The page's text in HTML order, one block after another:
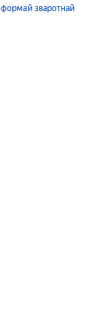
формай зваротнай